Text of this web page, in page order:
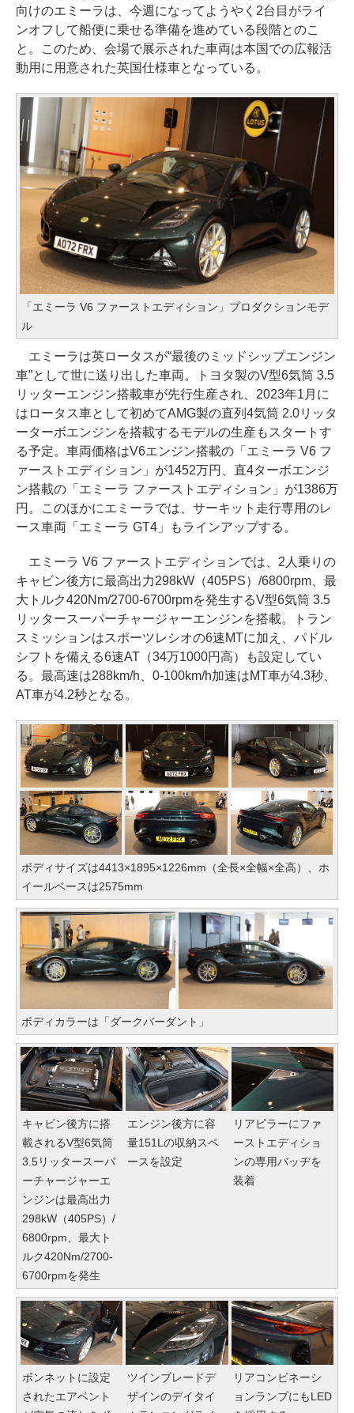
向けのエミーラは、今週になってようやく2台目がライ
ンオフして船便に乗せる準備を進めている段階とのこ
と。このため、会場で展示された車両は本国での広報活
動用に用意された英国仕様車となっている。
「エミーラ V6 ファーストエディション」プロダクションモデ
ル
エミーラは英ロータスが“最後のミッドシップエンジン
車”として世に送り出した車両。トヨタ製のV型6気筒 3.5
リッターエンジン搭載車が先行生産され、2023年1月に
はロータス車として初めてAMG製の直列4気筒 2.0リッタ
ーターボエンジンを搭載するモデルの生産もスタートす
る予定。車両価格はV6エンジン搭載の「エミーラ V6 フ
ァーストエディション」が1452万円、直4ターボエンジ
ン搭載の「エミーラ ファーストエディション」が1386万
円。このほかにエミーラでは、サーキット走行専用のレ
ース車両「エミーラ GT4」もラインアップする。
エミーラ V6 ファーストエディションでは、2人乗りの
キャビン後方に最高出力298kW（405PS）/6800rpm、最
大トルク420Nm/2700-6700rpmを発生するV型6気筒 3.5
リッタースーパーチャージャーエンジンを搭載。トラン
スミッションはスポーツレシオの6速MTに加え、パドル
シフトを備える6速AT（34万1000円高）も設定してい
る。最高速は288km/h、0-100km/h加速はMT車が4.3秒、
AT車が4.2秒となる。
ボディサイズは4413×1895×1226mm（全長×全幅×全高）、ホ
イールベースは2575mm
ボディカラーは「ダークバーダント」
キャビン後方に搭
載されるV型6気筒
3.5リッタースーパ
ーチャージャーエ
ンジンは最高出力
298kW（405PS）/
6800rpm、最大ト
ルク420Nm/2700-
6700rpmを発生
エンジン後方に容
量151Lの収納スペ
ースを設定
リアピラーにファ
ーストエディショ
ンの専用バッヂを
装着
ボンネットに設定
されたエアベント
ツインブレードデ
ザインのデイタイ
リアコンビネーシ
ョンランプにもLED